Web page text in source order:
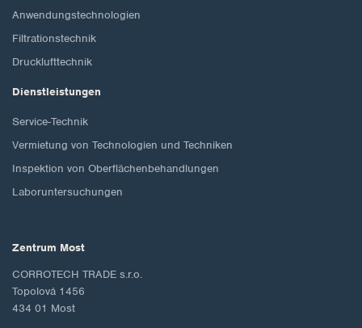
Anwendungstechnologien
Filtrationstechnik
Drucklufttechnik
Dienstleistungen
Service-Technik
Vermietung von Technologien und Techniken
Inspektion von Oberflächenbehandlungen
Laboruntersuchungen
Zentrum Most
CORROTECH TRADE s.r.o.
Topolová 1456
434 01 Most